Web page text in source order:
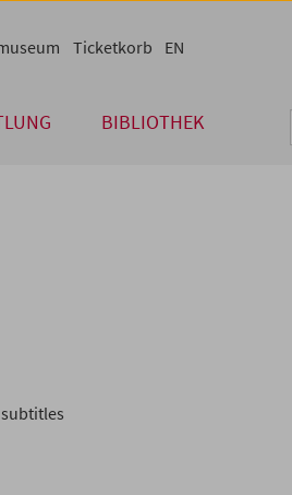
BIBLIOTHEK
Ticketkorb EN